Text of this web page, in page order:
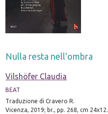
Nulla resta nell'ombra
Vilshöfer Claudia
BEAT
Traduzione di Cravero R.
Vicenza, 2019; br., pp. 268, cm 24x12.